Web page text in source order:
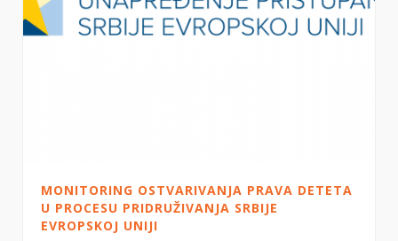
MONITORING OSTVARIVANJA PRAVA DETETA
U PROCESU PRIDRUŽIVANJA SRBIJE
EVROPSKOJ UNIJI